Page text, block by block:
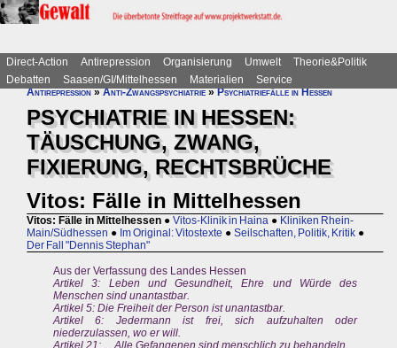
Direct-Action Antirepression Organisierung Umwelt
Theorie&Politik
Debatten
Saasen/GI/Mittelhessen Materialien
Service
Antirepression»Anti-Zwangspsychiatrie»Psychiatriefälle in Hessen
PSYCHIATRIE IN HESSEN:
TÄUSCHUNG, ZWANG,
FIXIERUNG, RECHTSBRÜCHE
Vitos: Fälle in Mittelhessen
Vitos: Fälle in Mittelhessen ● Vitos-Klinik in Haina ● Kliniken Rhein-
Main/Südhessen ● Im Original: Vitostexte ● Seilschaften, Politik, Kritik ●
Der Fall "Dennis Stephan"
Aus der Verfassung des Landes Hessen
Artikel 3: Leben und Gesundheit, Ehre und Würde des
Menschen sind unantastbar.
Artikel 5: Die Freiheit der Person ist unantastbar.
Artikel 6: Jedermann ist frei, sich aufzuhalten oder
niederzulassen, wo er will.